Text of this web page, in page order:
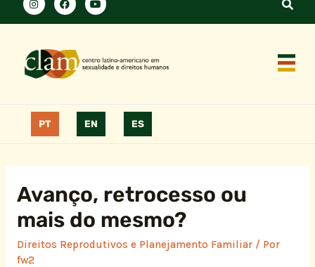
PT EN ES
Avanço, retrocesso ou
mais do mesmo?
Direitos Reprodutivos e Planejamento Familiar/ Por
fw2